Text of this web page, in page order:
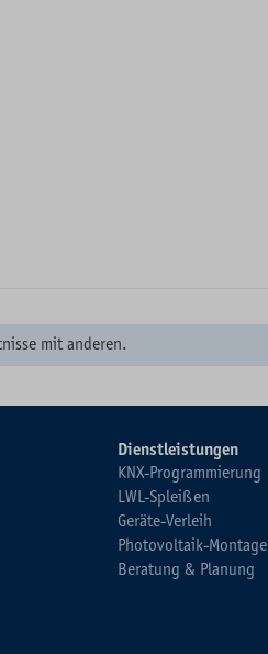
mit anderen.
Dienstleistungen
KNX-Programmierung
LWL-Spleißen
Geräte-Verleih
Photovoltaik-Montage
Beratung & Planung